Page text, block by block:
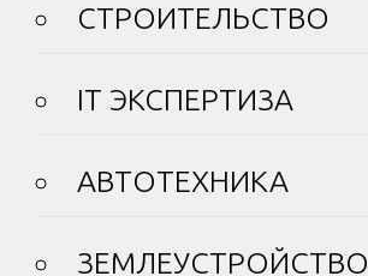
СТРОИТЕЛЬСТВО
IT ЭКСПЕРТИЗА
АВТОТЕХНИКА
ЗЕМЛЕУСТРОЙСТВО